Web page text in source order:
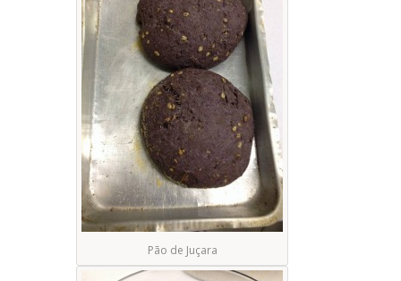
Pão de Juçara